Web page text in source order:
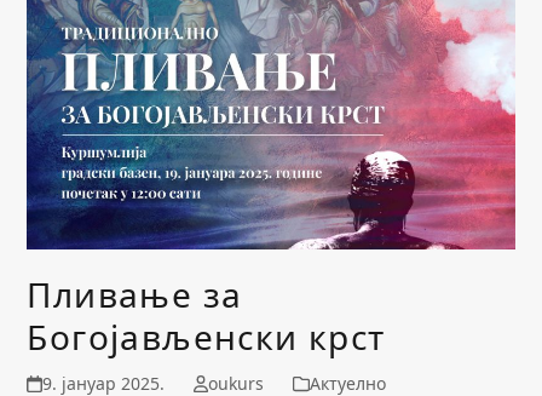
Пливање за
Богојављенски крст
9. јануар 2025. oukurs Актуелно